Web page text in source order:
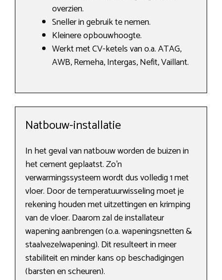
overzien.
Sneller in gebruik te nemen.
Kleinere opbouwhoogte.
Werkt met CV-ketels van o.a. ATAG,
AWB, Remeha, Intergas, Nefit, Vaillant.
Natbouw-installatie
In het geval van natbouw worden de buizen in
het cement geplaatst. Zo’n
verwarmingssysteem wordt dus volledig 1 met
vloer. Door de temperatuurwisseling moet je
rekening houden met uitzettingen en krimping
van de vloer. Daarom zal de installateur
wapening aanbrengen (o.a. wapeningsnetten &
staalvezelwapening). Dit resulteert in meer
stabiliteit en minder kans op beschadigingen
(barsten en scheuren).